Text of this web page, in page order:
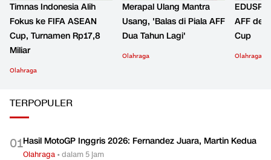
Timnas Indonesia Alih
Fokus ke FIFA ASEAN
Cup, Turnamen Rp17,8
Miliar
Olahraga
Merapal Ulang Mantra
Usang, 'Balas di Piala AFF
Dua Tahun Lagi'
Olahraga
AFF
Cup
Olahraga
TERPOPULER
01Hasil MotoGP Inggris 2026: Fernandez Juara, Martin Kedua
Olahraga •dalam 5 jam